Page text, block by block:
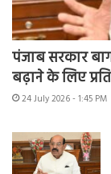
पंजाब सरकार
बढ़ाने के लिए
24 July 2026 - 1:45 PM